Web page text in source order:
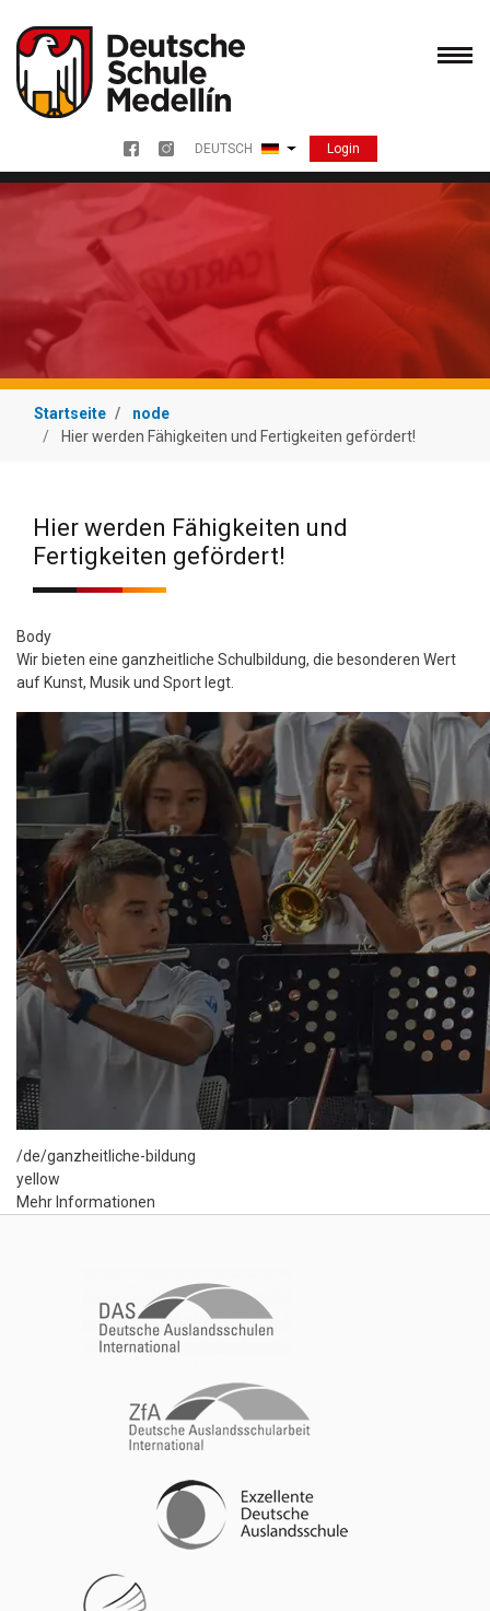
Menu redes sociales
DEUTSCH Weitere Aktionen auflisten
Login
Startseite
node
Hier werden Fähigkeiten und Fertigkeiten gefördert!
Hier werden Fähigkeiten und
Fertigkeiten gefördert!
Body
Wir bieten eine ganzheitliche Schulbildung, die besonderen Wert
auf Kunst, Musik und Sport legt.
/de/ganzheitliche-bildung
yellow
Mehr Informationen